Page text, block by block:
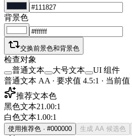
背景色
交换前景色和背景色
检查对象
普通文本
大号文本
UI 组件
普通文本 AA · 要求值 4.5:1 · 当前值
推荐文本色
黑色文本21.00:1
白色文本1.00:1
使用推荐色 · #000000 生成 AA 候选色